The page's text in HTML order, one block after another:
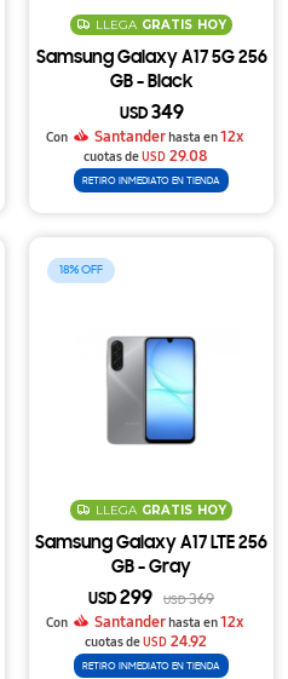
LLEGA GRATIS HOY
Samsung Galaxy A17 5G 256
GB - Black
USD 349
Con Santanderhasta en12x
cuotas deUSD 29.08
RETIRO INMEDIATO EN TIENDA
18
LLEGA GRATIS HOY
Samsung Galaxy A17 LTE 256
GB - Gray
USD 299 USD369
Con
Santanderhasta en12x
cuotas deUSD 24.92
RETIRO INMEDIATO EN TIENDA